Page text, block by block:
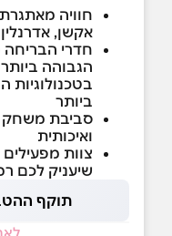
חוויה
אקשן,
חדרי הבריחה
הגבוהה
בטכנולוגיות
ביותר
סביבת משחק
ואיכותית
צוות מפעילים
שיעניק לכם
תוקף ההטבה עד